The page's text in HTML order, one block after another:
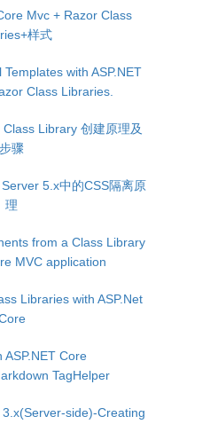
Mvc + Razor Class
样式
with ASP.NET
Class Libraries.
Library 创建原理及
步骤
5.x中的CSS隔离原
理
from a Class Library
MVC application
Libraries with ASP.Net
ASP.NET Core
TagHelper
side)-Creating